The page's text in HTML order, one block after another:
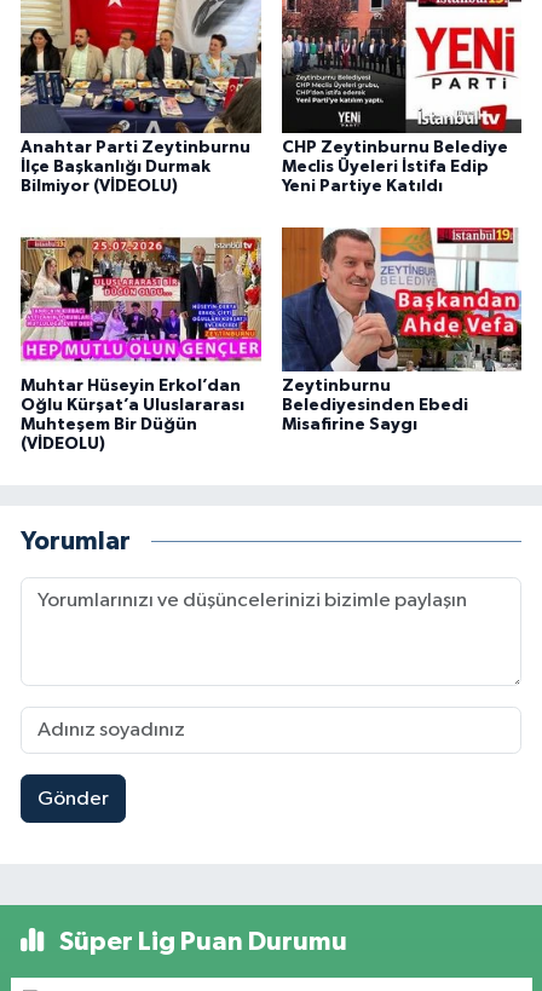
Anahtar Parti Zeytinburnu
İlçe Başkanlığı Durmak
Bilmiyor (VİDEOLU)
CHP Zeytinburnu Belediye
Meclis Üyeleri İstifa Edip
Yeni Partiye Katıldı
Muhtar Hüseyin Erkol’dan
Oğlu Kürşat’a Uluslararası
Muhteşem Bir Düğün
(VİDEOLU)
Zeytinburnu
Belediyesinden Ebedi
Misafirine Saygı
Yorumlar
Gönder
Süper Lig Puan Durumu